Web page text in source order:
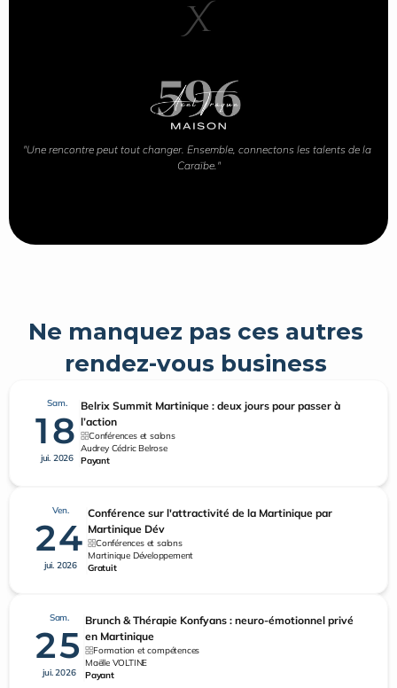
X
"Une rencontre peut tout changer. Ensemble, connectons les talents de la
Caraïbe."
Ne manquez pas ces autres
rendez-vous business
Sam.
18
jui. 2026
Belrix Summit Martinique : deux jours pour passer à
l’action
Conférences et salons
Audrey Cédric Belrose
Payant
Ven.
24
jui. 2026
Conférence sur l'attractivité de la Martinique par
Martinique Dév
Conférences et salons
Martinique Développement
Gratuit
Sam.
25
jui. 2026
Brunch & Thérapie Konfyans : neuro-émotionnel privé
en Martinique
Formation et compétences
Maëlle VOLTINE
Payant